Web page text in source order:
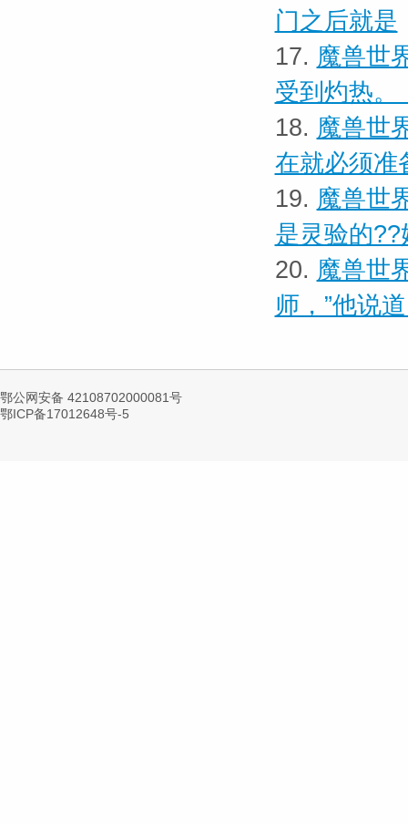
门之后就是
17. 魔兽世
受到灼热。
18. 魔兽世
在就必须准
19. 魔兽世
是灵验的??
20. 魔兽世
师，”他说
鄂公网安备 42108702000081号
鄂ICP备17012648号-5